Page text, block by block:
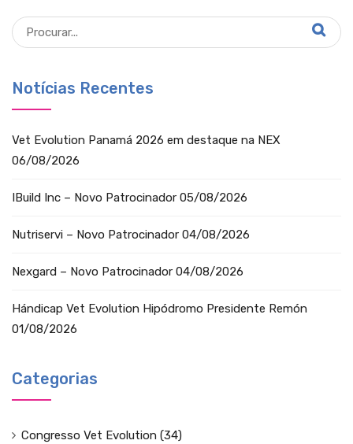
Notícias Recentes
Vet Evolution Panamá 2026 em destaque na NEX
06/08/2026
IBuild Inc – Novo Patrocinador 05/08/2026
Nutriservi – Novo Patrocinador 04/08/2026
Nexgard – Novo Patrocinador 04/08/2026
Hándicap Vet Evolution Hipódromo Presidente Remón
01/08/2026
Categorias
Congresso Vet Evolution (34)